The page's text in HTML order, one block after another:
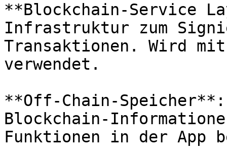
**Blockchain-Service
Infrastruktur zum
Transaktionen. Wird
verwendet.
**Off-Chain-
Blockchain-
Funktionen in der App